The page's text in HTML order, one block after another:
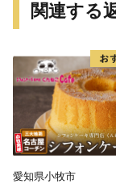
塚や、大海西
か、のと里山
できる「夕陽
能しながら夕
利用されてい
関連する
愛知県小牧市